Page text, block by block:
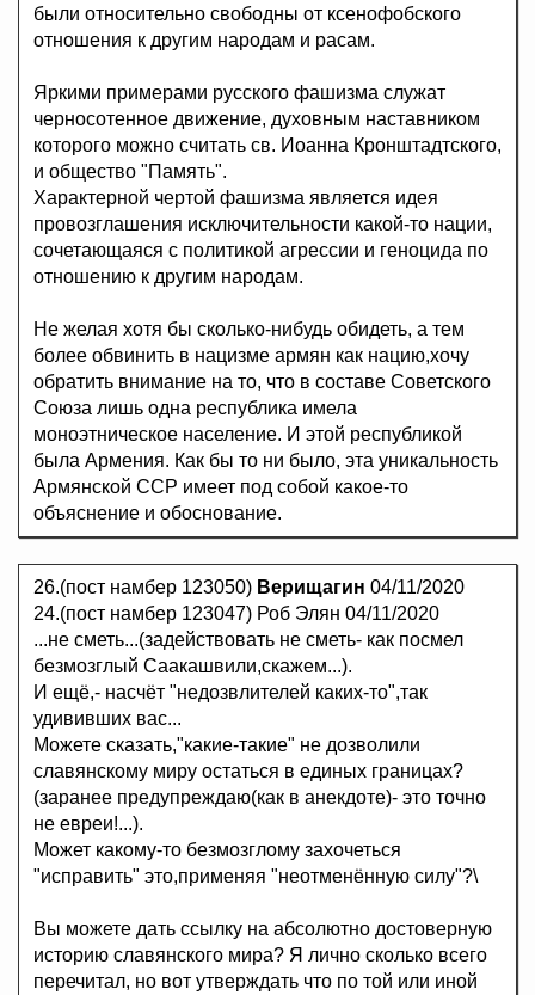
были относительно свободны от ксенофобского
отношения к другим народам и расам.
Яркими примерами русского фашизма служат
черносотенное движение, духовным наставником
которого можно считать св. Иоанна Кронштадтского,
и общество "Память".
Характерной чертой фашизма является идея
провозглашения исключительности какой-то нации,
сочетающаяся с политикой агрессии и геноцида по
отношению к другим народам.
Не желая хотя бы сколько-нибудь обидеть, а тем
более обвинить в нацизме армян как нацию,хочу
обратить внимание на то, что в составе Советского
Союза лишь одна республика имела
моноэтническое население. И этой республикой
была Армения. Как бы то ни было, эта уникальность
Армянской ССР имеет под собой какое-то
объяснение и обоснование.
26.(пост намбер 123050) Верищагин 04/11/2020
24.(пост намбер 123047) Роб Элян 04/11/2020
...не сметь...(задействовать не сметь- как посмел
безмозглый Саакашвили,скажем...).
И ещё,- насчёт "недозвлителей каких-то",так
удививших вас...
Можете сказать,"какие-такие" не дозволили
славянскому миру остаться в единых границах?
(заранее предупреждаю(как в анекдоте)- это точно
не евреи!...).
Может какому-то безмозглому захочеться
"исправить" это,применяя "неотменённую силу"?\
Вы можете дать ссылку на абсолютно достоверную
историю славянского мира? Я лично сколько всего
перечитал, но вот утверждать что по той или иной